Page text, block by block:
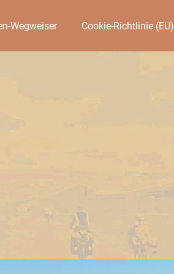
Wegweiser Cookie-Richtlinie (EU)